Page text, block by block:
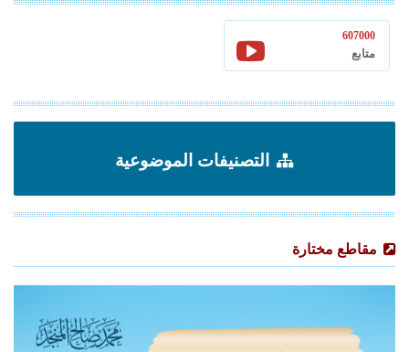
607000
متابع
التصنيفات الموضوعية
مقاطع مختارة